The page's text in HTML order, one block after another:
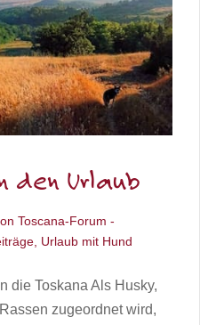
den Urlaub
Toscana-Forum -
, Urlaub mit Hund
die Toskana Als Husky,
zugeordnet wird,